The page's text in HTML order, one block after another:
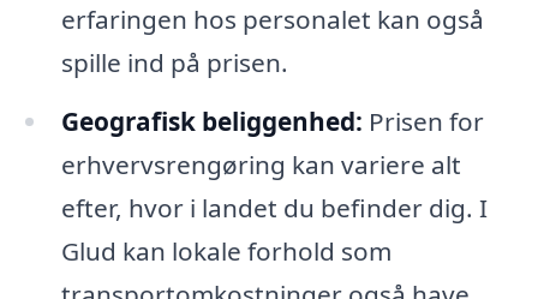
erfaringen hos personalet kan også
spille ind på prisen.
Geografisk beliggenhed: Prisen for
erhvervsrengøring kan variere alt
efter, hvor i landet du befinder dig. I
Glud kan lokale forhold som